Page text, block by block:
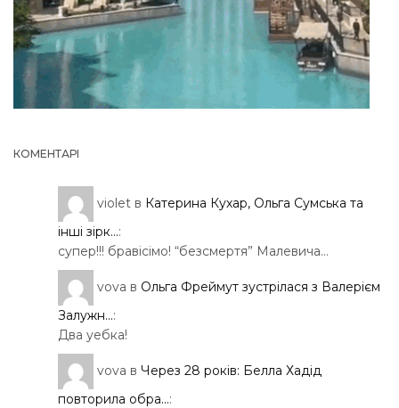
КОМЕНТАРІ
violet в Катерина Кухар, Ольга Сумська та
інші зірк...:
супер!!! бравісімо! “безсмертя” Малевича…
vova в Ольга Фреймут зустрілася з Валерієм
Залужн...:
Два уебка!
vova в Через 28 років: Белла Хадід
повторила обра...: